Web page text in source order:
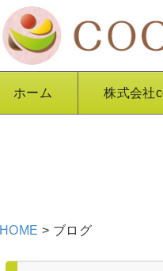
ホーム 株式会社
HOME > ブログ